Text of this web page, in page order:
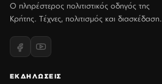
Ο πληρέστερος πολιτιστικός οδηγός της
Κρήτης. Τέχνες, πολιτισμός και διασκέδαση.
ΕΚΔΗΛΩΣΕΙΣ